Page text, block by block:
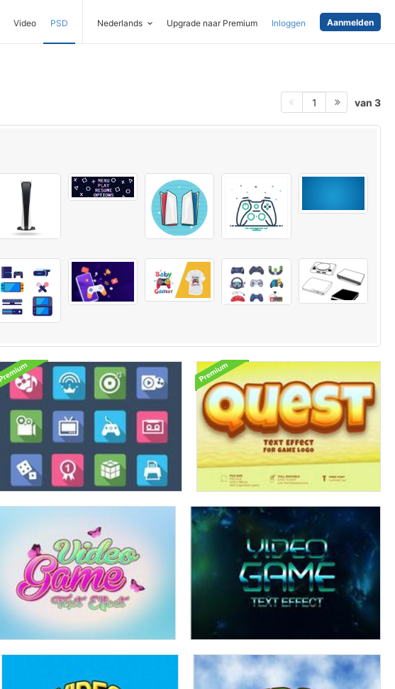
Video PSD Nederlands Upgrade naar Premium Inloggen Aanmelden
1 van 3